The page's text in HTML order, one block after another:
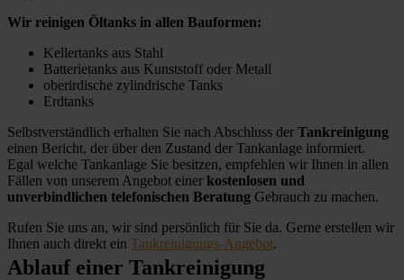
Wir reinigen Öltanks in allen Bauformen:
Kellertanks aus Stahl
Batterietanks aus Kunststoff oder Metall
oberirdische zylindrische Tanks
Erdtanks
Selbstverständlich erhalten Sie nach Abschluss der Tankreinigung
einen Bericht, der über den Zustand der Tankanlage informiert.
Egal welche Tankanlage Sie besitzen, empfehlen wir Ihnen in allen
Fällen von unserem Angebot einer kostenlosen und
unverbindlichen telefonischen Beratung Gebrauch zu machen.
Rufen Sie uns an, wir sind persönlich für Sie da. Gerne erstellen wir
Ihnen auch direkt ein Tankreinigungs-Angebot.
Ablauf einer Tankreinigung